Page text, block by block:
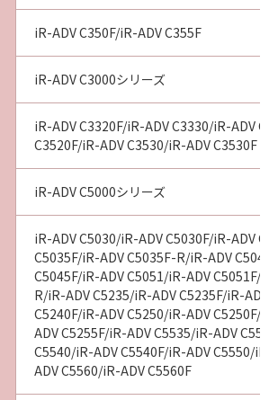
iR-ADV C350F/iR-ADV C355F
iR-ADV C3000シリーズ
iR-ADV C3320F/iR-ADV C3330/iR-ADV
C3520F/iR-ADV C3530/iR-ADV C3530F
iR-ADV C5000シリーズ
iR-ADV C5030/iR-ADV C5030F/iR-ADV
C5035F/iR-ADV C5035F-R/iR-ADV
C5045F/iR-ADV C5051/iR-ADV C5051F/
R/iR-ADV C5235/iR-ADV C5235F/iR-ADV
C5240F/iR-ADV C5250/iR-ADV C5250F/
ADV C5255F/iR-ADV C5535/iR-ADV
C5540/iR-ADV C5540F/iR-ADV C5550/iR-
ADV C5560/iR-ADV C5560F